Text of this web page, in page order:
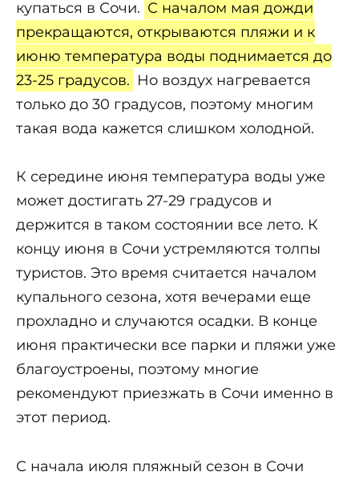
купаться в Сочи. С началом мая дожди
прекращаются, открываются пляжи и к
июню температура воды поднимается до
23-25 градусов. Но воздух нагревается
только до 30 градусов, поэтому многим
такая вода кажется слишком холодной.
К середине июня температура воды уже
может достигать 27-29 градусов и
держится в таком состоянии все лето. К
концу июня в Сочи устремляются толпы
туристов. Это время считается началом
купального сезона, хотя вечерами еще
прохладно и случаются осадки. В конце
июня практически все парки и пляжи уже
благоустроены, поэтому многие
рекомендуют приезжать в Сочи именно в
этот период.
С начала июля пляжный сезон в Сочи